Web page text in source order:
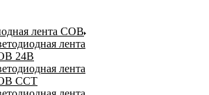
лента COB
лента
24В
лента
CCT